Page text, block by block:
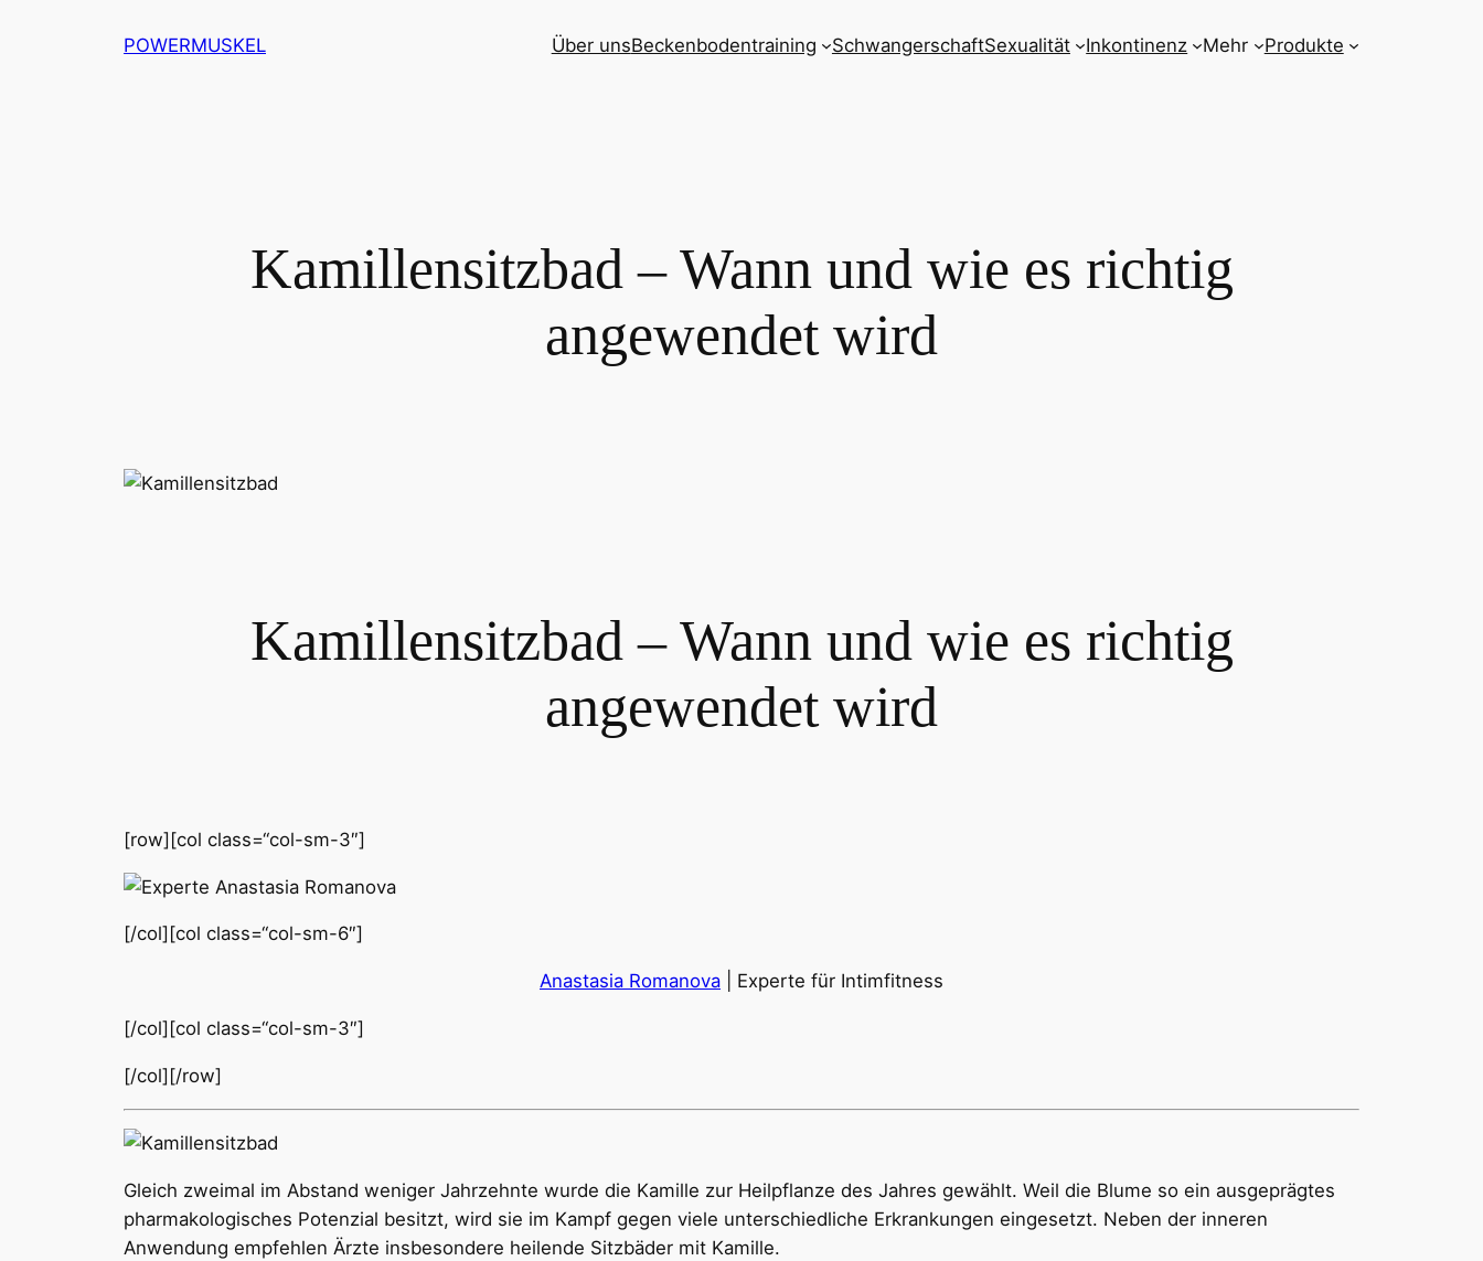
POWERMUSKEL Über unsBeckenbodentraining SchwangerschaftSexualität Inkontinenz Mehr Produkte
Kamillensitzbad – Wann und wie es richtig
angewendet wird
Kamillensitzbad – Wann und wie es richtig
angewendet wird
[row][col class=“col-sm-3″]
[/col][col class=“col-sm-6″]
Anastasia Romanova | Experte für Intimfitness
[/col][col class=“col-sm-3″]
[/col][/row]
Gleich zweimal im Abstand weniger Jahrzehnte wurde die Kamille zur Heilpflanze des Jahres gewählt. Weil die Blume so ein ausgeprägtes
pharmakologisches Potenzial besitzt, wird sie im Kampf gegen viele unterschiedliche Erkrankungen eingesetzt. Neben der inneren
Anwendung empfehlen Ärzte insbesondere heilende Sitzbäder mit Kamille.